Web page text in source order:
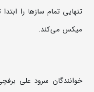
تنهایی تمام سازها را
میکس می‌کند.
خوانندگان سرود علی